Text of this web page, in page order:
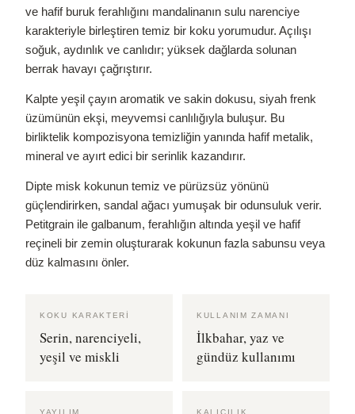
ve hafif buruk ferahlığını mandalinanın sulu narenciye
karakteriyle birleştiren temiz bir koku yorumudur. Açılışı
soğuk, aydınlık ve canlıdır; yüksek dağlarda solunan
berrak havayı çağrıştırır.
Kalpte yeşil çayın aromatik ve sakin dokusu, siyah frenk
üzümünün ekşi, meyvemsi canlılığıyla buluşur. Bu
birliktelik kompozisyona temizliğin yanında hafif metalik,
mineral ve ayırt edici bir serinlik kazandırır.
Dipte misk kokunun temiz ve pürüzsüz yönünü
güçlendirirken, sandal ağacı yumuşak bir odunsuluk verir.
Petitgrain ile galbanum, ferahlığın altında yeşil ve hafif
reçineli bir zemin oluşturarak kokunun fazla sabunsu veya
düz kalmasını önler.
KOKU KARAKTERI
Serin, narenciyeli,
yeşil ve miskli
KULLANIM ZAMANI
İlkbahar, yaz ve
gündüz kullanımı
YAYILIM KALICILIK